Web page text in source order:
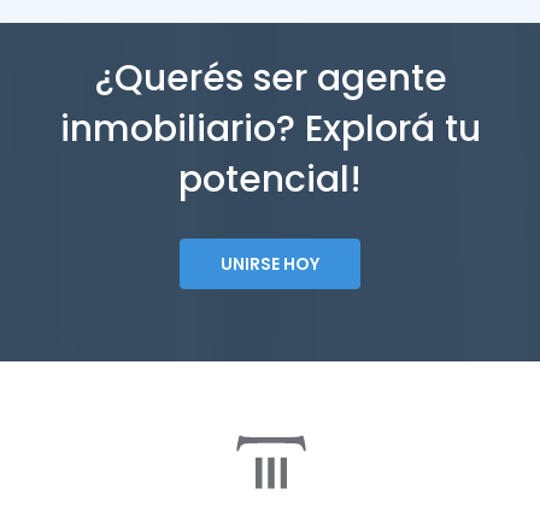
¿Querés ser agente
inmobiliario? Explorá tu
potencial!
UNIRSE HOY